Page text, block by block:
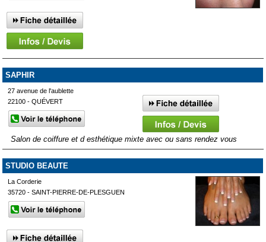
SAPHIR
27 avenue de l'aublette
22100 - QUÉVERT
Salon de coiffure et d esthétique mixte avec ou sans rendez vous
STUDIO BEAUTE
La Corderie
35720 - SAINT-PIERRE-DE-PLESGUEN